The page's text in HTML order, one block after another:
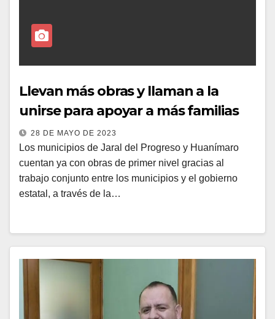
Llevan más obras y llaman a la
unirse para apoyar a más familias
28 DE MAYO DE 2023
Los municipios de Jaral del Progreso y Huanímaro
cuentan ya con obras de primer nivel gracias al
trabajo conjunto entre los municipios y el gobierno
estatal, a través de la…